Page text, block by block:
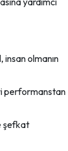
insan olmanın
performanstan
şefkat